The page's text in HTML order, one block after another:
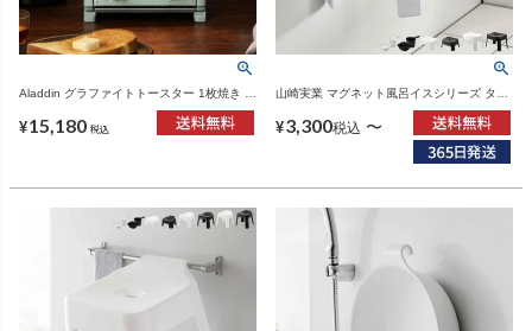
Aladdin グラファイトトースター 1枚焼き ア
ラジン | キッチン家電・トースター
¥15,180 税込
山崎実業 マグネット風呂イスシリーズ タワ
ー tower SH13 SH25 | バスグッズ・タワー
シリーズ
¥3,300税込 〜